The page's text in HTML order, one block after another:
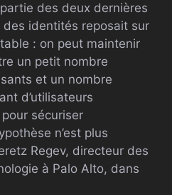
des deux dernières
identités reposait sur
: on peut maintenir
un petit nombre
et un nombre
d’utilisateurs
sécuriser
n’est plus
Regev, directeur des
à Palo Alto, dans